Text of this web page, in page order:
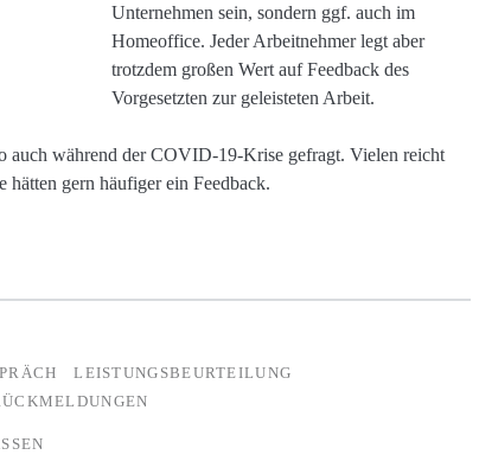
Unternehmen sein, sondern ggf. auch im
Homeoffice. Jeder Arbeitnehmer legt aber
trotzdem großen Wert auf Feedback des
Vorgesetzten zur geleisteten Arbeit.
auch während der COVID-19-Krise gefragt. Vielen reicht
hätten gern häufiger ein Feedback.
LEISTUNGSBEURTEILUNG